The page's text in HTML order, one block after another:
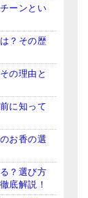
ーンとい
？その歴
の理由と
に知って
お香の選
？選び方
底解説！